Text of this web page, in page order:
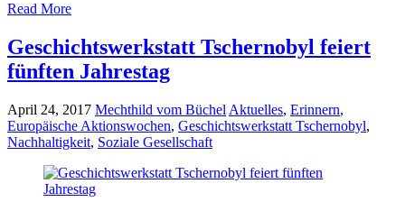
Read More
Geschichtswerkstatt Tschernobyl feiert
fünften Jahrestag
April 24, 2017 Mechthild vom Büchel Aktuelles, Erinnern,
Europäische Aktionswochen, Geschichtswerkstatt Tschernobyl,
Nachhaltigkeit, Soziale Gesellschaft